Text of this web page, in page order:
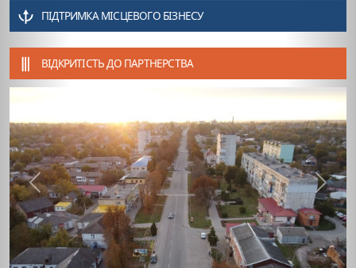
ПІДТРИМКА МІСЦЕВОГО БІЗНЕСУ
ВІДКРИТІСТЬ ДО ПАРТНЕРСТВА
Previous Next